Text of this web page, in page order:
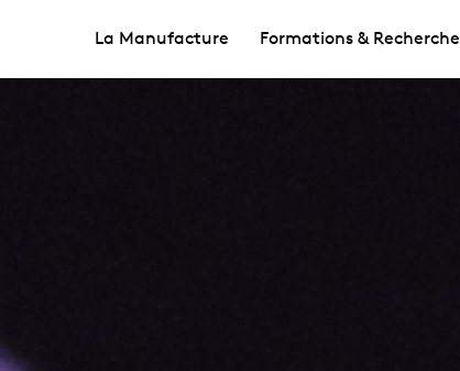
La Manufacture Formations & Recherche